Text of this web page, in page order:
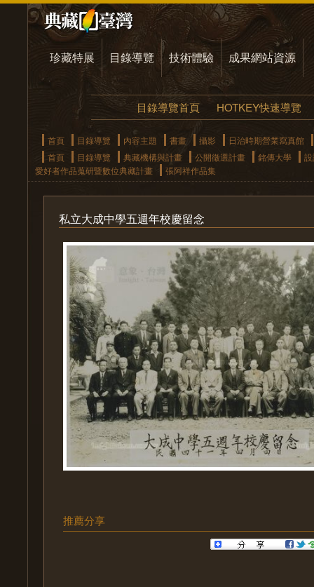
珍藏特展 目錄導覽 技術體驗 成果網站資源
目錄導覽首頁 HOTKEY快速導覽
首頁 目錄導覽 內容主題 書畫 攝影
日治時期營業寫真館
首頁
目錄導覽 典藏機構與計畫 公開徵選計畫 銘傳大學
愛好者作品蒐研暨數位典藏計畫
張阿祥作品集
私立大成中學五週年校慶留念
推薦分享